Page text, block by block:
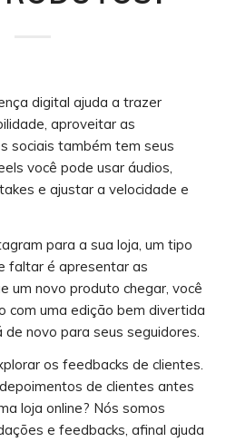
digital ajuda a trazer
aproveitar as
sociais também tem seus
você pode usar áudios,
e ajustar a velocidade e
para a sua loja, um tipo
faltar é apresentar as
um novo produto chegar, você
com uma edição bem divertida
de novo para seus seguidores.
os feedbacks de clientes.
de clientes antes
loja online? Nós somos
e feedbacks, afinal ajuda